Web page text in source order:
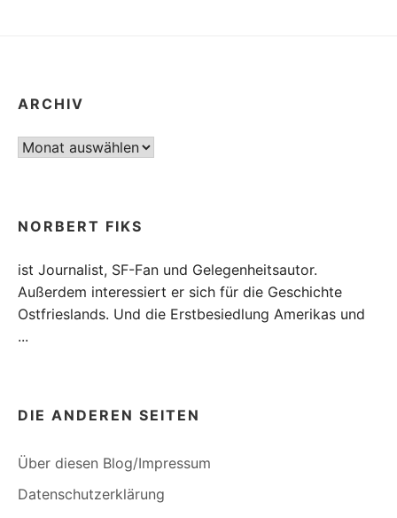
ARCHIV
Archiv
NORBERT FIKS
ist Journalist, SF-Fan und Gelegenheitsautor.
Außerdem interessiert er sich für die Geschichte
Ostfrieslands. Und die Erstbesiedlung Amerikas und
...
DIE ANDEREN SEITEN
Über diesen Blog/Impressum
Datenschutzerklärung